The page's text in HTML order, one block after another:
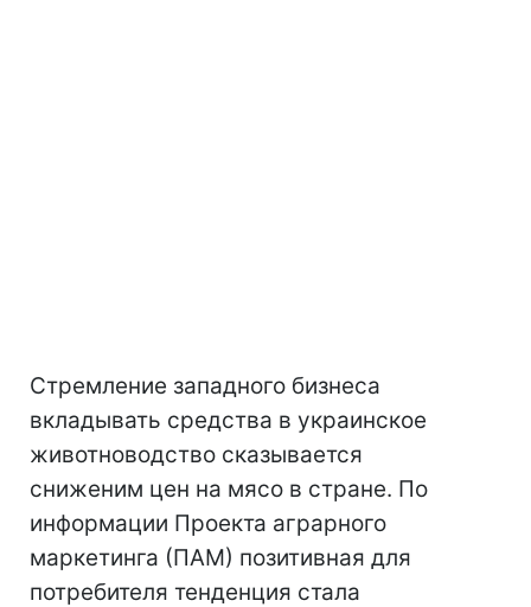
Стремление западного бизнеса
вкладывать средства в украинское
животноводство сказывается
сниженим цен на мясо в стране. По
информации Проекта аграрного
маркетинга (ПАМ) позитивная для
потребителя тенденция стала